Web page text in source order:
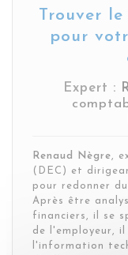
Trouver
pour
Expert :
Renaud Nègre,
(DEC) et
pour redonner
Après être
financiers, il se
de l'employeur,
l'information